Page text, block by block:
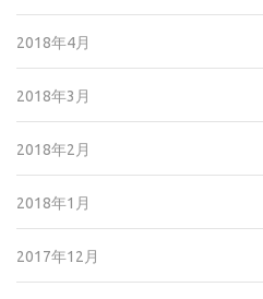
2018年4月
2018年3月
2018年2月
2018年1月
2017年12月